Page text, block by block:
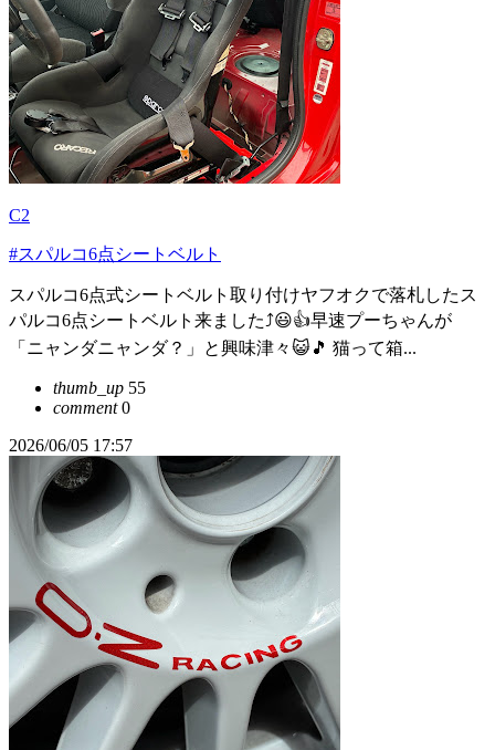
C2
#スパルコ6点シートベルト
スパルコ6点式シートベルト取り付けヤフオクで落札したス
パルコ6点シートベルト来ました⤴️😃👍早速プーちゃんが
「ニャンダニャンダ？」と興味津々😺🎵 猫って箱...
thumb_up 55
comment0
2026/06/05 17:57